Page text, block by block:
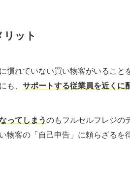
ット
慣れていない買い物客がいるこ
も、 サポートする従業員を近くに
ってしまうのもフルセルフレジの
物客の「自己申告」に頼らざる